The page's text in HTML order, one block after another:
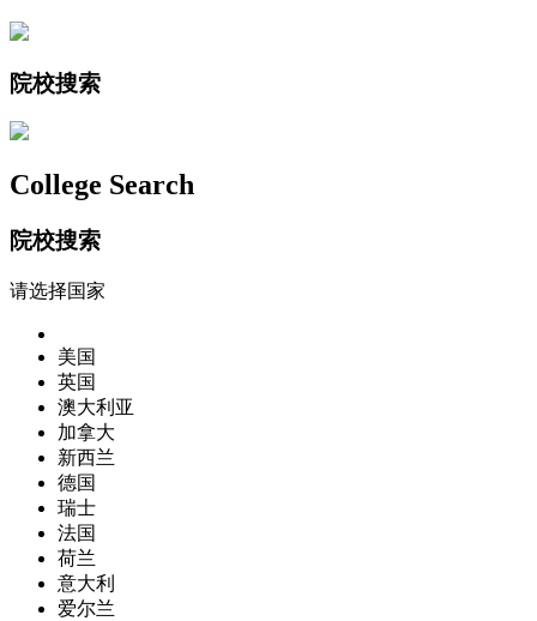
院校搜索
College Search
院校搜索
请选择国家
美国
英国
澳大利亚
加拿大
新西兰
德国
瑞士
法国
荷兰
意大利
爱尔兰